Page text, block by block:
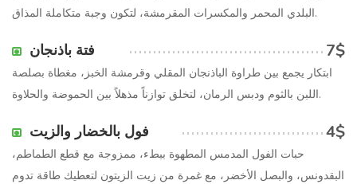
البلدي المحمر والمكسرات المقرمشة، لتكون وجبة متكاملة المذاق.
فتة باذنجان 7$
ابتكار يجمع بين طراوة الباذنجان المقلي وقرمشة الخبز، مغطاة بصلصة
اللبن بالثوم ودبس الرمان، لتخلق توازناً مذهلاً بين الحموضة والحلاوة.
فول بالخضار والزيت 4$
حبات الفول المدمس المطهوة ببطء، ممزوجة مع قطع الطماطم،
البقدونس، والبصل الأخضر، مع غمرة من زيت الزيتون لتعطيك طاقة تدوم